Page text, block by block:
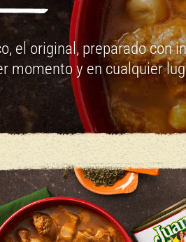
el original, preparado con
momento y en cualquier